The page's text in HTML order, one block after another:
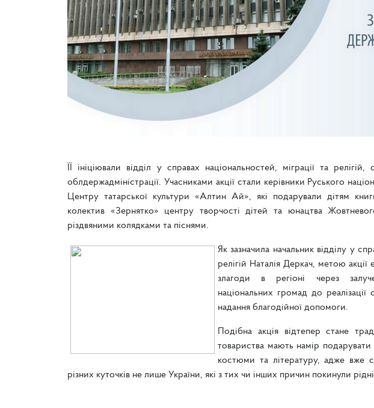
ЇЇ ініціювали відділ у справах національностей, міграції та
облдержадміністрації. Учасниками акції стали керівники Руського
Центру татарської культури «Алтин Ай», які подарували дітям
колектив «Зернятко» центру творчості дітей та юнацтва
різдвяними колядками та піснями.
Як зазначила начальник відділу у
релігій Наталія Деркач, метою
злагоди в регіоні через
національних громад до
надання благодійної допомоги.
Подібна акція відтепер стане
товариства мають намір
костюми та літературу, адже вже
різних куточків не лише України, які з тих чи інших причин покинули